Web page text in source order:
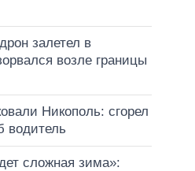
залетел в
возле границы
Никополь: сгорел
водитель
сложная зима»: